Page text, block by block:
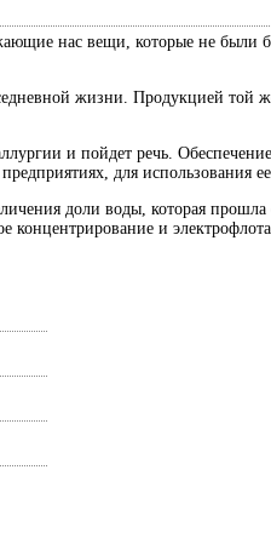
нас вещи, которые не
жизни. Продукцией той
и пойдет речь.
для использования ее
доли воды, которая
и